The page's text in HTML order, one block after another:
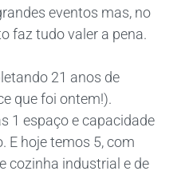
eventos mas, no
faz tudo valer a pena.
21 anos de
que foi ontem!).
1 espaço e capacidade
E hoje temos 5, com
cozinha industrial e de